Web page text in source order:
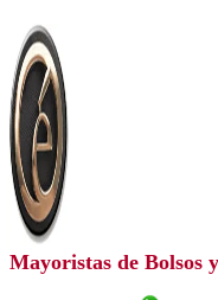
Mayoristas de Bolsos